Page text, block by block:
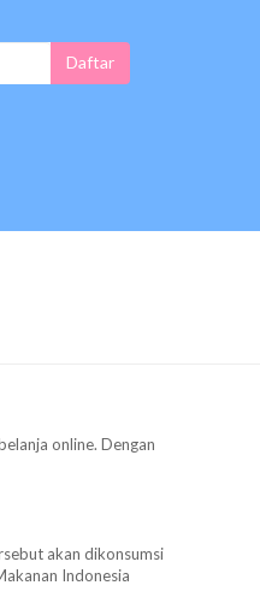
online. Dengan
akan dikonsumsi
Indonesia